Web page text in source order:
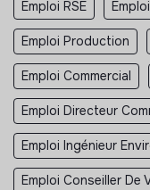
Emploi RSE
Emploi Production
Emploi Commercial
Emploi Directeur
Emploi Ingénieur
Emploi Conseiller De